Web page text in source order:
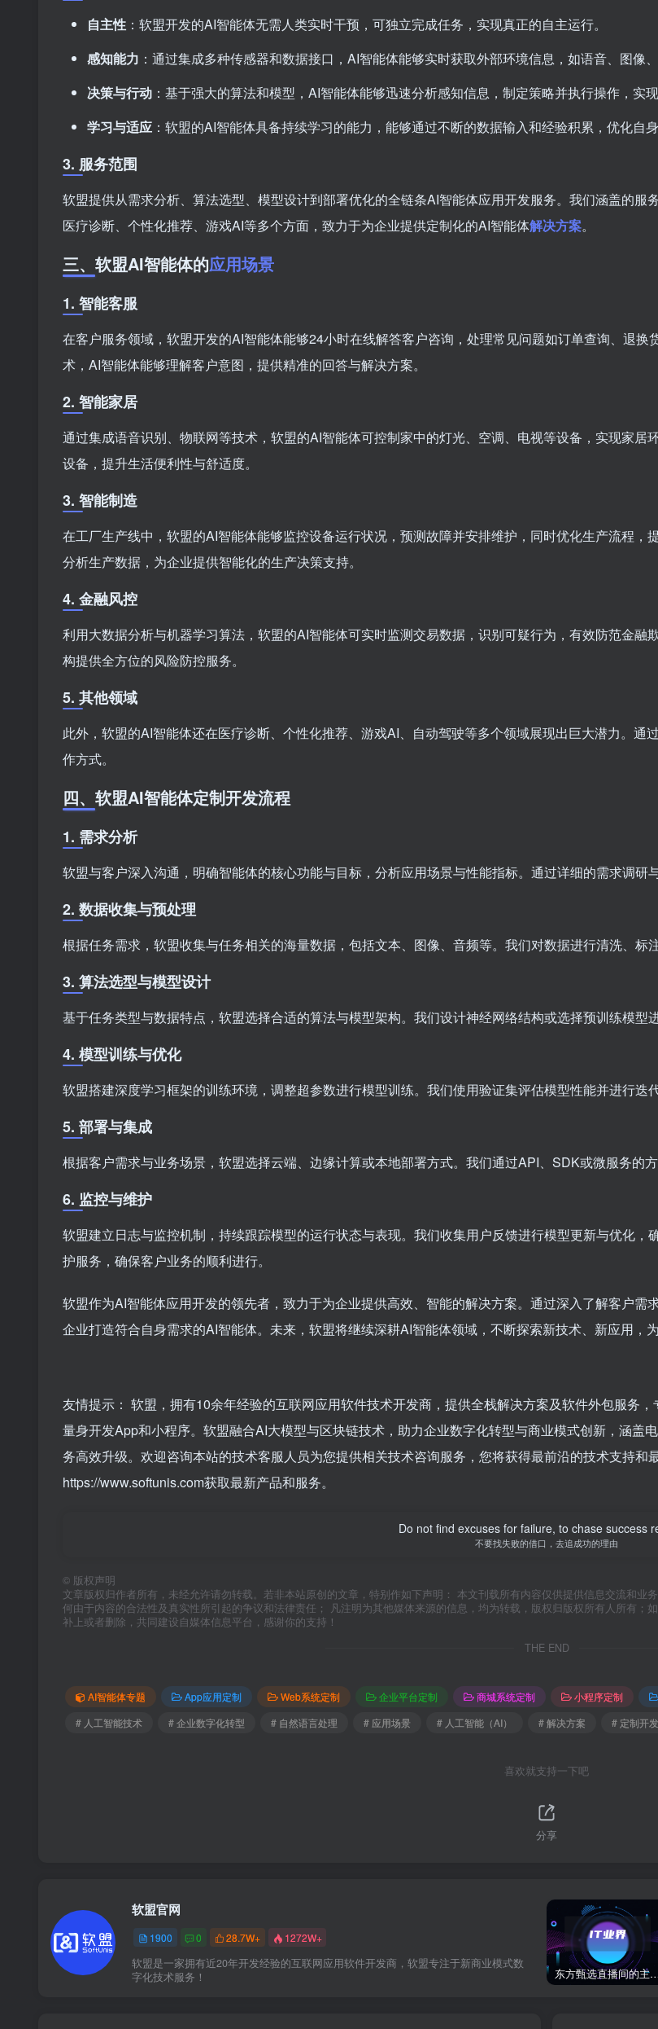
自主性 ：软盟开发的AI智能体无需人类实时干预，可独立完成任务，实现真正的自主运行。
感知能力 ：通过集成多种传感器和数据接口，AI智能体能够实时获取外部环境信息，如语音、图像、
决策与行动 ：基于强大的算法和模型，AI智能体能够迅速分析感知信息，制定策略并执行操作，实现
学习与适应 ：软盟的AI智能体具备持续学习的能力，能够通过不断的数据输入和经验积累，优化自
3. 服务范围
软盟提供从需求分析、算法选型、模型设计到部署优化的全链条AI智能体应用开发服务。我们涵盖的服
医疗诊断、个性化推荐、游戏AI等多个方面，致力于为企业提供定制化的AI智能体解决方案。
三、软盟AI智能体的应用场景
1. 智能客服
在客户服务领域，软盟开发的AI智能体能够24小时在线解答客户咨询，处理常见问题如订单查询、退
术，AI智能体能够理解客户意图，提供精准的回答与解决方案。
2. 智能家居
通过集成语音识别、物联网等技术，软盟的AI智能体可控制家中的灯光、空调、电视等设备，实现家
设备，提升生活便利性与舒适度。
3. 智能制造
在工厂生产线中，软盟的AI智能体能够监控设备运行状况，预测故障并安排维护，同时优化生产流程
分析生产数据，为企业提供智能化的生产决策支持。
4. 金融风控
利用大数据分析与机器学习算法，软盟的AI智能体可实时监测交易数据，识别可疑行为，有效防范金
构提供全方位的风险防控服务。
5. 其他领域
此外，软盟的AI智能体还在医疗诊断、个性化推荐、游戏AI、自动驾驶等多个领域展现出巨大潜力。
作方式。
四、软盟AI智能体定制开发流程
1. 需求分析
软盟与客户深入沟通，明确智能体的核心功能与目标，分析应用场景与性能指标。通过详细的需求调研
2. 数据收集与预处理
根据任务需求，软盟收集与任务相关的海量数据，包括文本、图像、音频等。我们对数据进行清洗、标
3. 算法选型与模型设计
基于任务类型与数据特点，软盟选择合适的算法与模型架构。我们设计神经网络结构或选择预训练模型
4. 模型训练与优化
软盟搭建深度学习框架的训练环境，调整超参数进行模型训练。我们使用验证集评估模型性能并进行迭
5. 部署与集成
根据客户需求与业务场景，软盟选择云端、边缘计算或本地部署方式。我们通过API、SDK或微服务的
6. 监控与维护
软盟建立日志与监控机制，持续跟踪模型的运行状态与表现。我们收集用户反馈进行模型更新与优化
护服务，确保客户业务的顺利进行。
软盟作为AI智能体应用开发的领先者，致力于为企业提供高效、智能的解决方案。通过深入了解客户
企业打造符合自身需求的AI智能体。未来，软盟将继续深耕AI智能体领域，不断探索新技术、新应用，
友情提示： 软盟，拥有10余年经验的互联网应用软件技术开发商，提供全栈解决方案及软件外包服务
量身开发App和小程序。软盟融合AI大模型与区块链技术，助力企业数字化转型与商业模式创新，涵盖
务高效升级。欢迎咨询本站的技术客服人员为您提供相关技术咨询服务，您将获得最前沿的技术支持和
https://www.softunis.com获取最新产品和服务。
Do not find excuses for failure, to chase success
不要找失败的借口，去追成功的理由
© 版权声明
文章版权归作者所有，未经允许请勿转载。若非本站原创的文章，特别作如下声明： 本文刊载所有内容仅供提供信息交流和
何由于内容的合法性及真实性所引起的争议和法律责任； 凡注明为其他媒体来源的信息，均为转载，版权归版权所有人所有
补上或者删除，共同建设自媒体信息平台，感谢你的支持！
THE END
AI智能体专题 App应用定制 Web系统定制 企业平台定制 商城系统定制 小程序定制
# 人工智能技术
# 企业数字化转型 # 自然语言处理 # 应用场景 # 人工智能（AI） # 解决方案 # 定制开发
喜欢就支持一下吧
分享
软盟官网
1900 0 28.7W+ 1272W+
软盟是一家拥有近20年开发经验的互联网应用软件开发商，软盟专注于新商业模式数
字化技术服务！
东方甄选直播间的主播董宇辉在卖玉米时